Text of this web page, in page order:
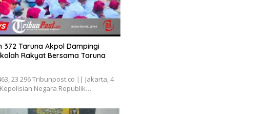
372 Taruna Akpol Dampingi
Rakyat Bersama Taruna
23 296 Tribunpost.co || Jakarta, 4
Negara Republik…